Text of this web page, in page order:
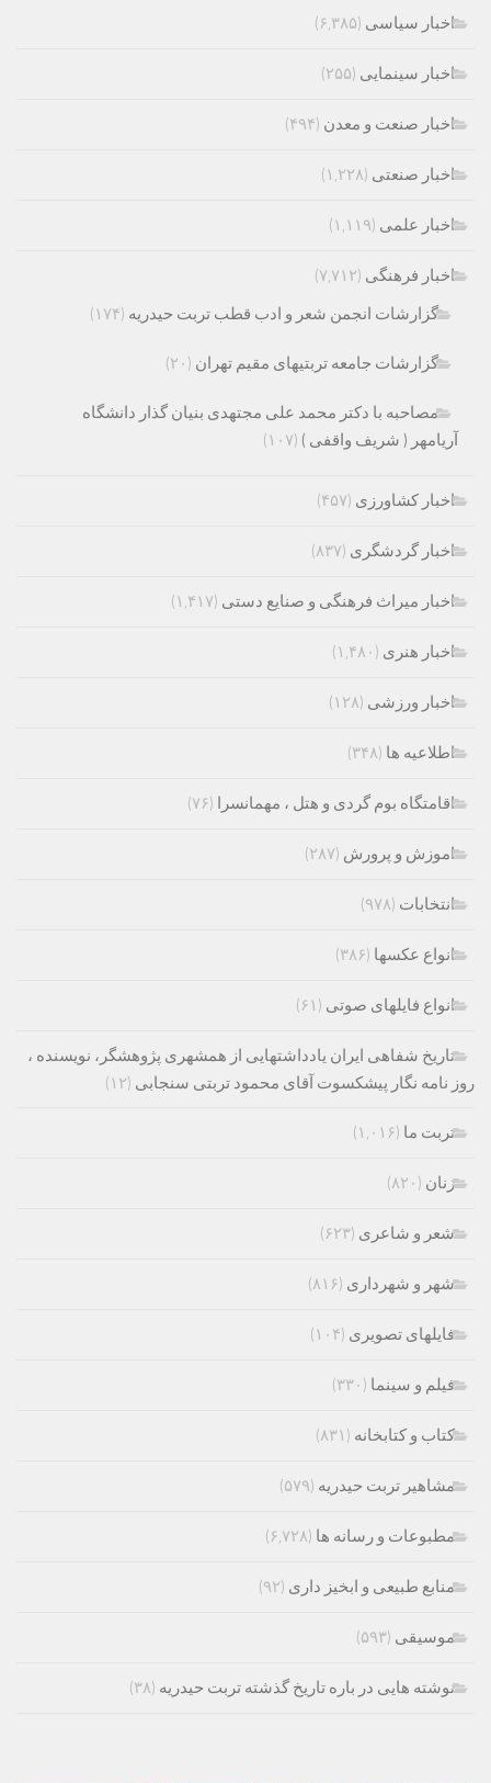
اخبار سیاسی (۶,۳۸۵)
اخبار سینمایی (۲۵۵)
اخبار صنعت و معدن (۴۹۴)
اخبار صنعتی (۱,۲۲۸)
اخبار علمی (۱,۱۱۹)
اخبار فرهنگی (۷,۷۱۲)
گزارشات انجمن شعر و ادب قطب تربت حیدریه (۱۷۴)
گزارشات جامعه تربتیهای مقیم تهران (۲۰)
مصاحبه با دکتر محمد علی مجتهدی بنیان گذار دانشگاه
آریامهر ( شریف واقفی ) (۱۰۷)
اخبار کشاورزی (۴۵۷)
اخبار گردشگری (۸۳۷)
اخبار میراث فرهنگی و صنایع دستی (۱,۴۱۷)
اخبار هنری (۱,۴۸۰)
اخبار ورزشی (۱۲۸)
اطلاعیه ها (۳۴۸)
اقامتگاه بوم گردی و هتل ، مهمانسرا (۷۶)
اموزش و پرورش (۲۸۷)
انتخابات (۹۷۸)
انواع عکسها (۳۸۶)
انواع فایلهای صوتی (۶۱)
تاریخ شفاهی ایران یادداشتهایی از همشهری پژوهشگر، نویسنده ،
روز نامه نگار پیشکسوت آقای محمود تربتی سنجابی (۱۲)
تربت ما (۱,۰۱۶)
زنان (۸۲۰)
شعر و شاعری (۶۲۳)
شهر و شهرداری (۸۱۶)
فایلهای تصویری (۱۰۴)
فیلم و سینما (۳۳۰)
کتاب و کتابخانه (۸۳۱)
مشاهیر تربت حیدریه (۵۷۹)
مطبوعات و رسانه ها (۶,۷۲۸)
منابع طبیعی و ابخیز داری (۹۲)
موسیقی (۵۹۳)
نوشته هایی در باره تاریخ گذشته تربت حیدریه (۳۸)